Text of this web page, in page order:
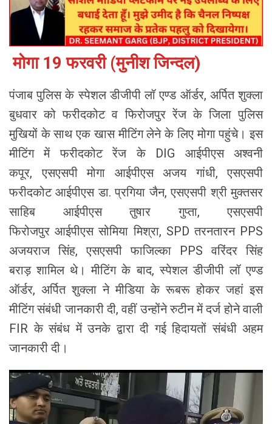
मोगा 19 फरवरी (मुनीश जिन्दल)
पंजाब पुलिस के स्पेशल डीजीपी लॉ एण्ड ऑर्डर, अर्पित शुक्ला
बुधवार को फरीदकोट व फिरोजपुर रेंज के जिला पुलिस
मुखियों के साथ एक खास मीटिंग लेने के लिए मोगा पहुंचे। इस
मीटिंग में फरीदकोट रेंज के DIG आईपीएस अश्वनी
कपूर, एसएसपी मोगा आईपीएस अजय गांधी, एसएसपी
फरीदकोट आईपीएस डा. प्रगिया जैन, एसएसपी श्री मुक्तसर
साहिब आईपीएस तुषार गुप्ता, एसएसपी
फिरोजपुर आईपीएस सोमिया मिश्रा, SPD तरनतारन PPS
अजयराज सिंह, एसएसपी फाजिल्का PPS वरिंदर सिंह
बराड़ शामिल थे। मीटिंग के बाद, स्पेशल डीजीपी लॉ एण्ड
ऑर्डर, अर्पित शुक्ला ने मीडिया के रूबरू होकर जहां इस
मीटिंग संबंधी जानकारी दी, वहीं उन्होंने रुटीन में दर्ज होने वाली
FIR के संबंध में उनके द्वारा दी गई हिदायतों संबंधी अहम
जानकारी दी।